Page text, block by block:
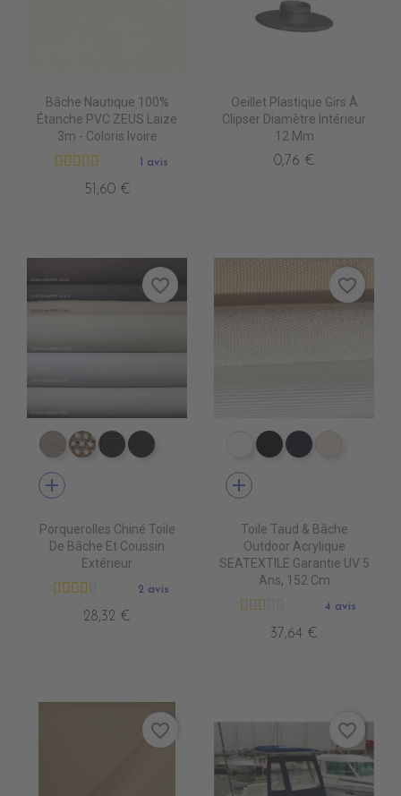
Bâche Nautique 100%
Étanche PVC ZEUS Laize
3m - Coloris Ivoire
1 avis
51,60 €
Oeillet Plastique Girs À
Clipser Diamètre Intérieur
12 Mm
0,76 €
DD4080 MARBRE CLAIR
DD4090 MARBRE FONCE
DD4220 MARBRE WOOD
DD4470 MARBRE BLACK
add
Porquerolles Chiné Toile
De Bâche Et Coussin
Extérieur
2 avis
28,32 €
favorite_border
PR0500 WHITE
PR0600 BLACK
PR0560
add
Toile Taud & Bâche
Outdoor Acrylique
SEATEXTILE Garantie UV 5
Ans, 152 Cm
4 avis
37,64 €
favorite_border
favorite_border favorite_border